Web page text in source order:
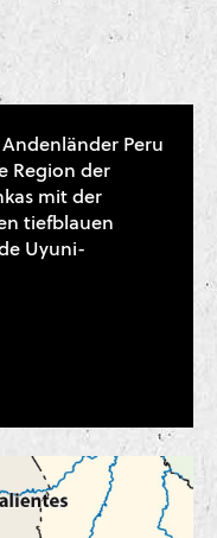
Peru
Region der
mit der
tiefblauen
Uyuni-